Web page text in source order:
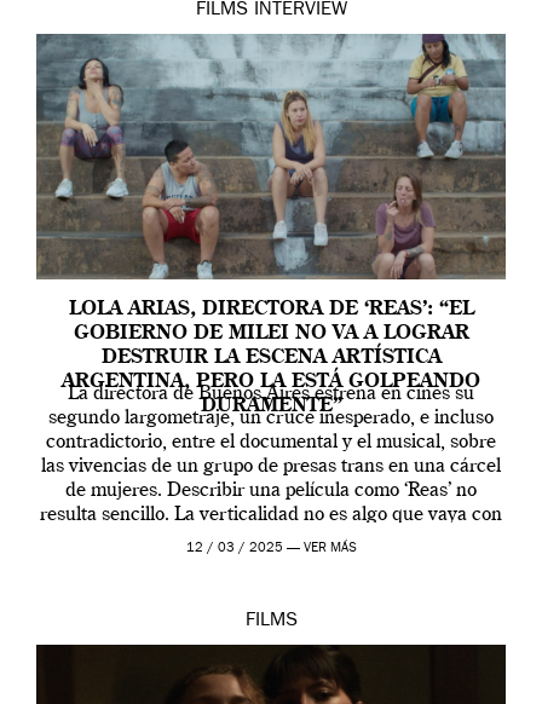
FILMS INTERVIEW
LOLA ARIAS, DIRECTORA DE ‘REAS’: “EL
GOBIERNO DE MILEI NO VA A LOGRAR
DESTRUIR LA ESCENA ARTÍSTICA
ARGENTINA, PERO LA ESTÁ GOLPEANDO
DURAMENTE”
La directora de Buenos Aires estrena en cines su
segundo largometraje, un cruce inesperado, e incluso
contradictorio, entre el documental y el musical, sobre
las vivencias de un grupo de presas trans en una cárcel
de mujeres. Describir una película como ‘Reas’ no
resulta sencillo. La verticalidad no es algo que vaya con
la artista, […]
12 / 03 / 2025 — VER MÁS
FILMS